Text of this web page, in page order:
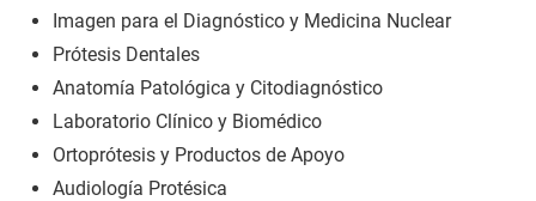
Imagen para el Diagnóstico y Medicina Nuclear
Prótesis Dentales
Anatomía Patológica y Citodiagnóstico
Laboratorio Clínico y Biomédico
Ortoprótesis y Productos de Apoyo
Audiología Protésica